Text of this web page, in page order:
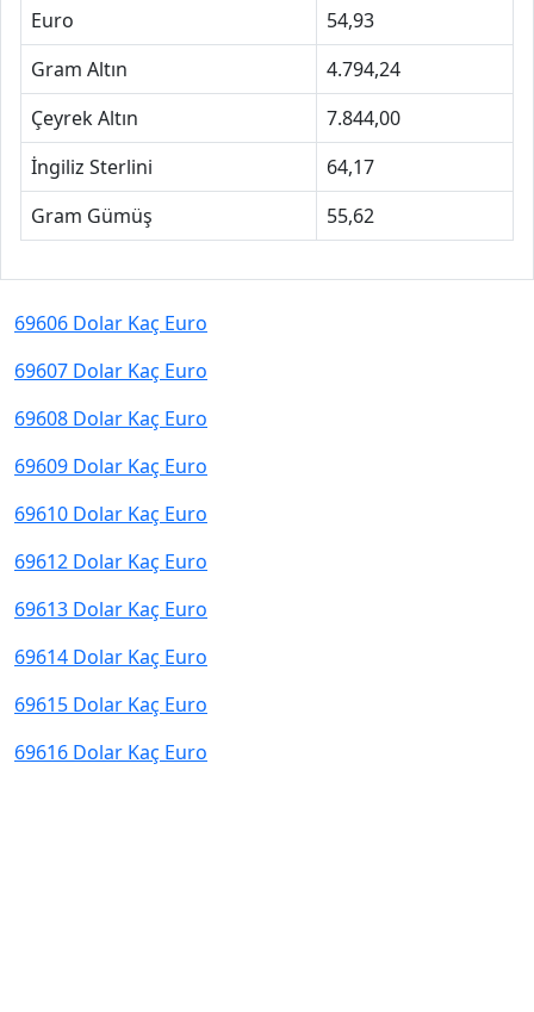
Euro
54,93
Gram Altın
4.794,24
Çeyrek Altın
7.844,00
İngiliz Sterlini
64,17
Gram Gümüş
55,62
69606 Dolar Kaç Euro
69607 Dolar Kaç Euro
69608 Dolar Kaç Euro
69609 Dolar Kaç Euro
69610 Dolar Kaç Euro
69612 Dolar Kaç Euro
69613 Dolar Kaç Euro
69614 Dolar Kaç Euro
69615 Dolar Kaç Euro
69616 Dolar Kaç Euro